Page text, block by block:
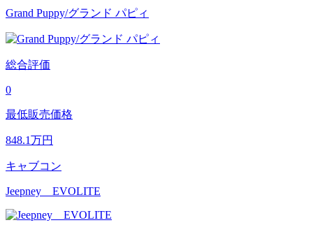
Grand Puppy/グランド パピィ
総合評価
0
最低販売価格
848.1万円
キャブコン
Jeepney EVOLITE